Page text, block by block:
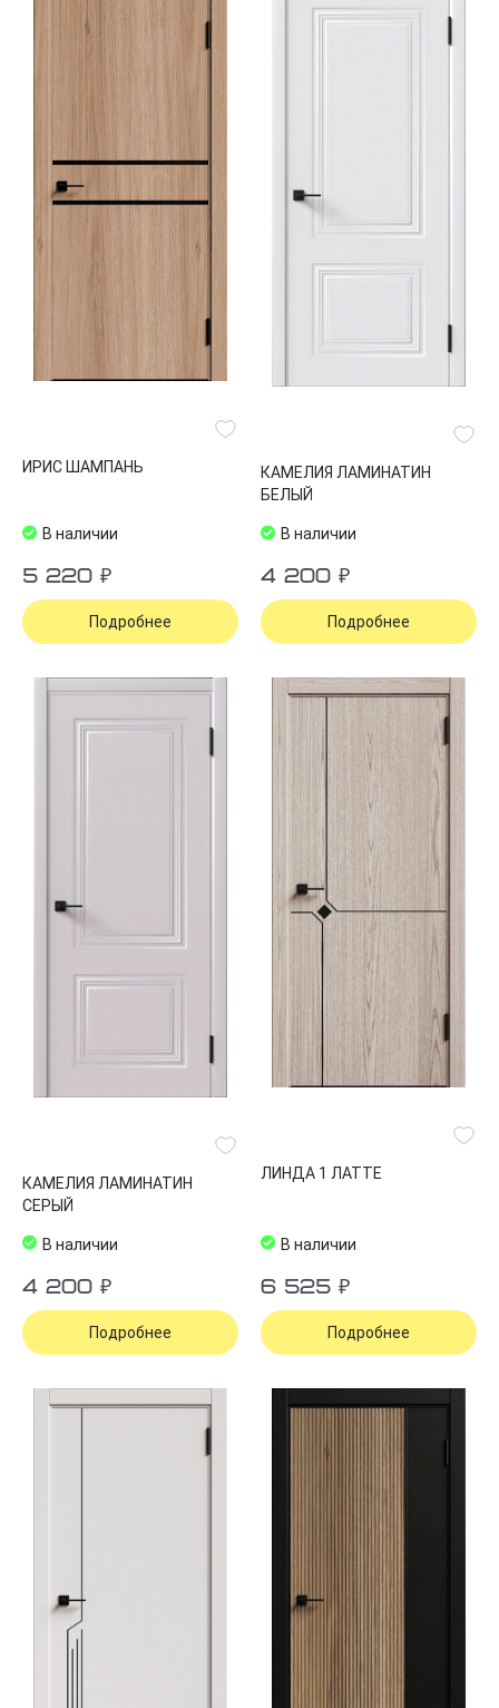
ИРИС ШАМПАНЬ
В наличии
5 220 ₽
Подробнее
КАМЕЛИЯ ЛАМИНАТИН
БЕЛЫЙ
В наличии
4 200 ₽
Подробнее
КАМЕЛИЯ ЛАМИНАТИН
СЕРЫЙ
В наличии
4 200 ₽
Подробнее
ЛИНДА 1 ЛАТТЕ
В наличии
6 525 ₽
Подробнее